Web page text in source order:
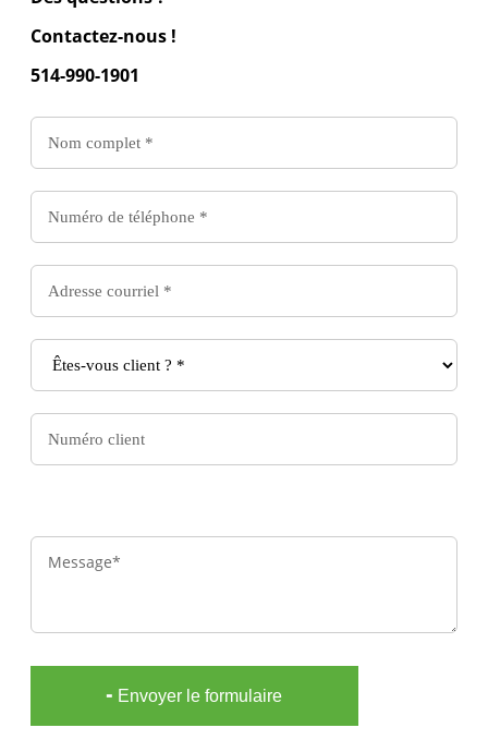
Contactez-nous !
514-990-1901
Contactez-
nous
Formulaire
-
Livraison
╸Envoyer le formulaire